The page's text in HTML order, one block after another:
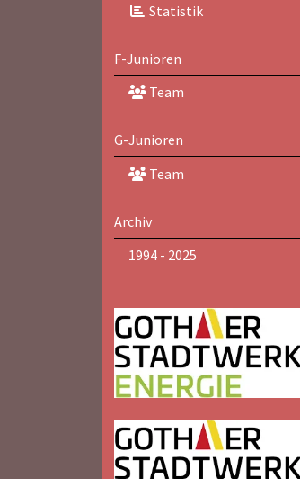
Statistik
F-Junioren
Team
G-Junioren
Team
Archiv
1994 - 2025